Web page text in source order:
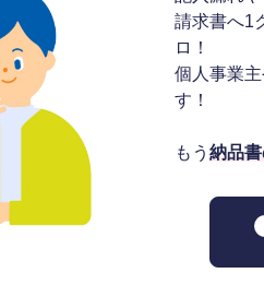
請求書へ1
ロ！
個人事業
す！
もう 納品